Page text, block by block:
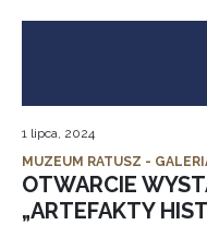
1 lipca, 2024
MUZEUM RATUSZ -
OTWARCIE
„ARTEFAKTY